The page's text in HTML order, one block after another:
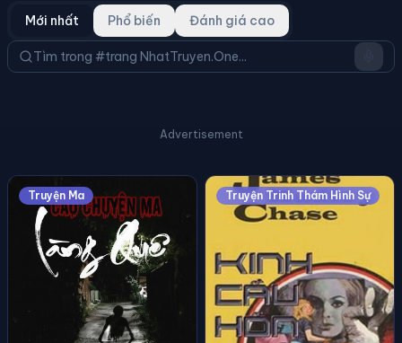
Mới nhất Phổ biến Đánh giá cao
Advertisement
Truyện Ma Truyện Trinh Thám Hình Sự